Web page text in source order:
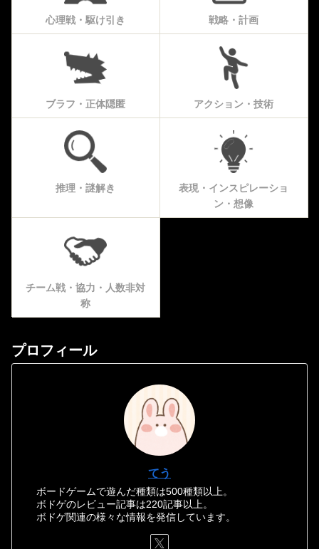
心理戦・駆け引き 戦略・計画
ブラフ・正体隠匿 アクション・技術
推理・謎解き
表現・インスピレーショ
ン・想像
チーム戦・協力・人数非対
称
プロフィール
てう
ボードゲームで遊んだ種類は500種類以上。
ボドゲのレビュー記事は220記事以上。
ボドゲ関連の様々な情報を発信しています。